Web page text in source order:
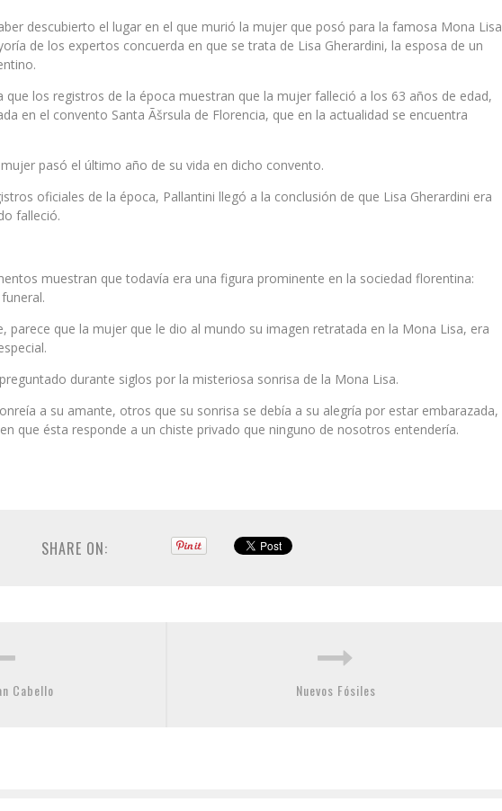
descubierto el lugar en el que murió la mujer que posó para la famosa Mona Lisa
de los expertos concuerda en que se trata de Lisa Gherardini, la esposa de un
que los registros de la época muestran que la mujer falleció a los 63 años de edad,
en el convento Santa Ãšrsula de Florencia, que en la actualidad se encuentra
pasó el último año de su vida en dicho convento.
oficiales de la época, Pallantini llegó a la conclusión de que Lisa Gherardini era
falleció.
muestran que todavía era una figura prominente en la sociedad florentina:
parece que la mujer que le dio al mundo su imagen retratada en la Mona Lisa, era
durante siglos por la misteriosa sonrisa de la Mona Lisa.
a su amante, otros que su sonrisa se debía a su alegría por estar embarazada,
que ésta responde a un chiste privado que ninguno de nosotros entendería.
SHARE ON:
Cabello Nuevos Fósiles